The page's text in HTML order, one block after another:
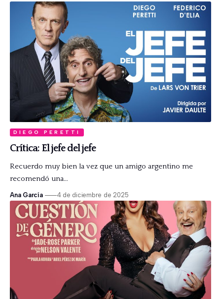
DIEGO PERETTI
Crítica: El jefe del jefe
Recuerdo muy bien la vez que un amigo argentino me
recomendó una…
Ana García 4 de diciembre de 2025